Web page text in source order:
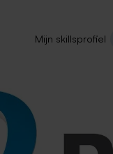
Mijn skillsprofiel